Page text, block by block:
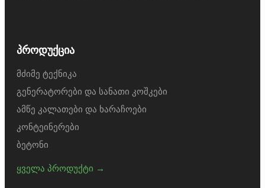
პროდუქცია
მძიმე ტექნიკა
გენერატორები და სანათი კოშკები
ამწე კალათები და ხარაჩოები
კონტეინერები
ბეტონი
ყველა პროდუქტი →